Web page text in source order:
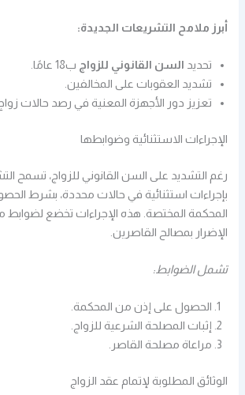
أبرز ملامح التشريعات الجديدة:
تحديد السن القانوني للزواج ب18 عامًا.
تشديد العقوبات على المخالفين.
تعزيز دور الأجهزة المعنية في رصد حالات
الإجراءات الاستثنائية وضوابطها
رغم التشديد على السن القانوني للزواج، تسمح
بإجراءات استثنائية في حالات محددة، بشرط
المحكمة المختصة. هذه الإجراءات تخضع
الإضرار بمصالح القاصرين.
تشمل الضوابط:
الحصول على إذن من المحكمة.
إثبات المصلحة الشرعية للزواج.
مراعاة مصلحة القاصر.
الوثائق المطلوبة لإتمام عقد الزواج